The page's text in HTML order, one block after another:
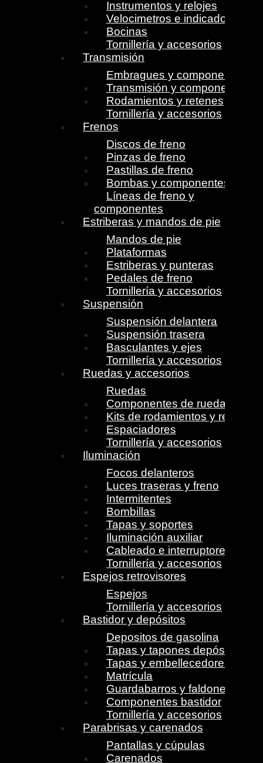
Instrumentos y relojes
Velocimetros e indicadores
Bocinas
Tornillería y accesorios
Transmisión
Embragues y componentes
Transmisión y componentes
Rodamientos y retenes
Tornillería y accesorios
Frenos
Discos de freno
Pinzas de freno
Pastillas de freno
Bombas y componentes
Líneas de freno y
componentes
Estriberas y mandos de pie
Mandos de pie
Plataformas
Estriberas y punteras
Pedales de freno
Tornillería y accesorios
Suspensión
Suspensión delantera
Suspensión trasera
Basculantes y ejes
Tornillería y accesorios
Ruedas y accesorios
Ruedas
Componentes de ruedas
Kits de rodamientos y retenes
Espaciadores
Tornillería y accesorios
Iluminación
Focos delanteros
Luces traseras y freno
Intermitentes
Bombillas
Tapas y soportes
Iluminación auxiliar
Cableado e interruptores
Tornillería y accesorios
Espejos retrovisores
Espejos
Tornillería y accesorios
Bastidor y depósitos
Depositos de gasolina
Tapas y tapones depósito
Tapas y embellecedores
Matrícula
Guardabarros y faldones
Componentes bastidor
Tornillería y accesorios
Parabrisas y carenados
Pantallas y cúpulas
Carenados